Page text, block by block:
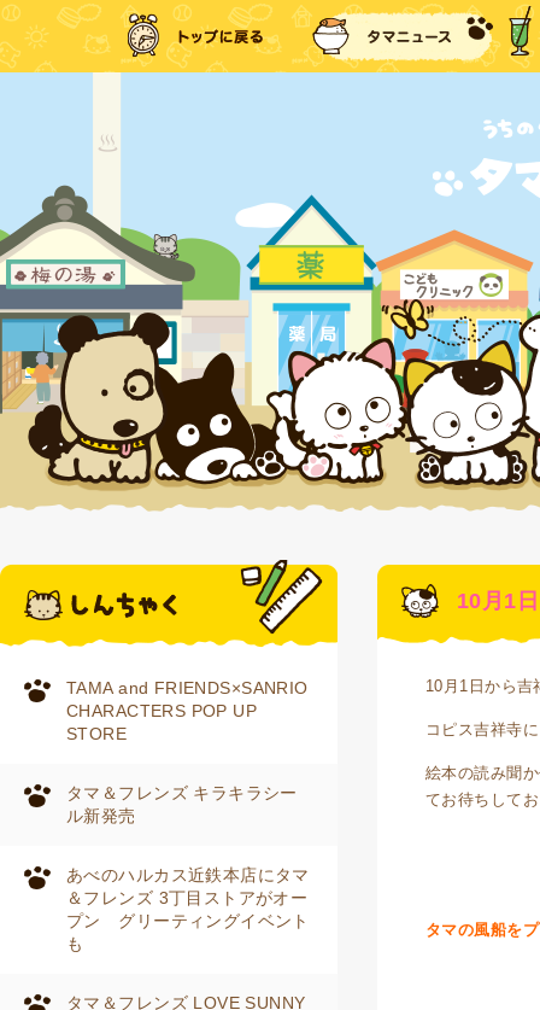
トップに戻る タ
TAMA and FRIENDS×SANRIO
CHARACTERS POP UP
STORE
タマ＆フレンズ キラキラシー
ル新発売
あべのハルカス近鉄本店にタマ
＆フレンズ 3丁目ストアがオー
プン グリーティングイベント
も
タマ＆フレンズ LOVE SUNNY
10月1
10月1日から吉
コピス吉祥寺
絵本の読み聞
てお待ちして
タマの風船を